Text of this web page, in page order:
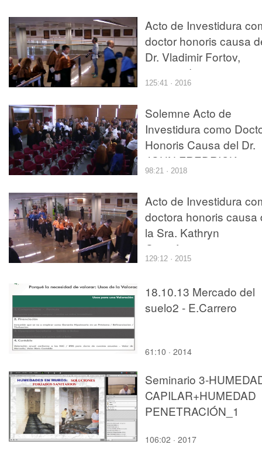
Acto de Investidura
doctor honoris causa
Dr. Vladimir Fortov,
nuevos doctores y
doctoras
125:41 · 2016
Solemne Acto de
Investidura como
Honoris Causa del Dr.
JOHN FREDRICK
MACGREGOR
98:21 · 2018
Acto de Investidura
doctora honoris causa
la Sra. Kathryn
Gustafson y nuevos
doctores
129:12 · 2015
18.10.13 Mercado del
suelo2 - E.Carrero
61:10 · 2014
Seminario 3-
CAPILAR+HUMEDAD
PENETRACIÓN_1
106:02 · 2017